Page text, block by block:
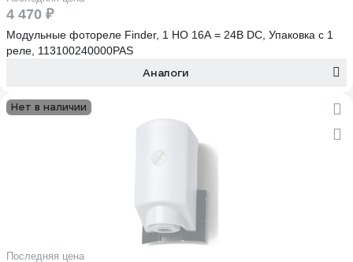
4 470 ₽
Модульные фотореле Finder, 1 НО 16A = 24В DC, Упаковка с 1
реле, 113100240000PAS
Аналоги
Нет в наличии
Последняя цена